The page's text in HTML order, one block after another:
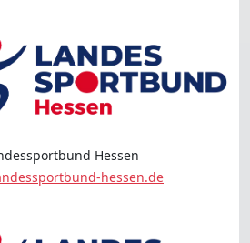
Hessen
hessen.de